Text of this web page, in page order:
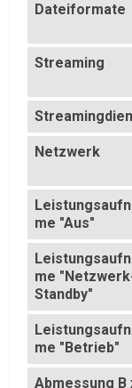
Dateiformate
Streaming
Netzwerk
me "Aus"
me
Standby"
me "Betrieb"
Abmessung B